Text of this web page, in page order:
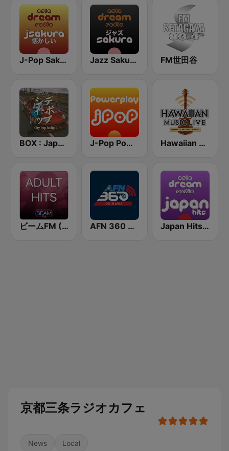
J-Pop Sakura 懐かしい Jazz Sakura - asia DREAM radio FM世田谷
BOX : Japan City Pop -日本のシティポップ J-Pop Powerplay Hawaiian Music Live
ビームFM (Beam FM) - Adult Hits AFN 360 Okinawa (Japan Only) Japan Hits - Asia DREAM Radio
京都三条ラジオカフェ
News Local